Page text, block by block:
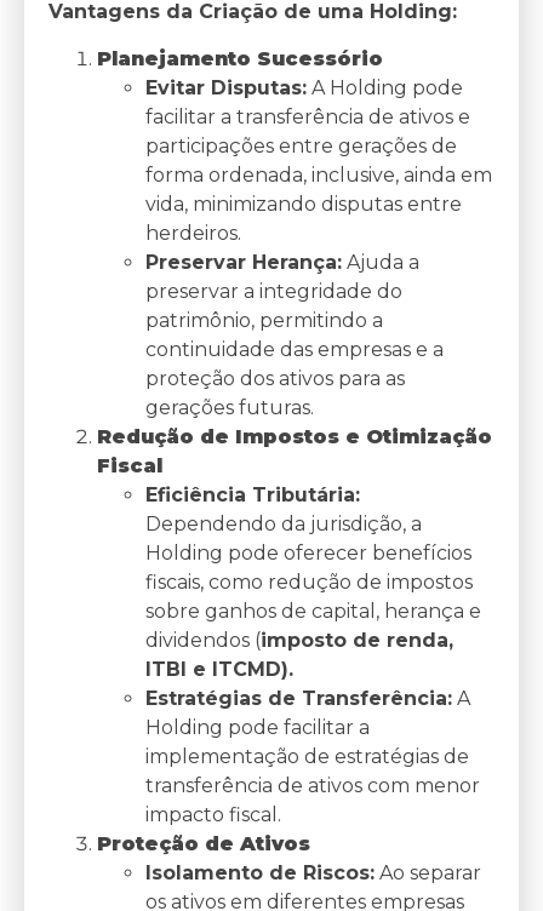
Vantagens da Criação de uma Holding:
Planejamento Sucessório
Evitar Disputas: A Holding pode
facilitar a transferência de ativos e
participações entre gerações de
forma ordenada, inclusive, ainda em
vida, minimizando disputas entre
herdeiros.
Preservar Herança: Ajuda a
preservar a integridade do
patrimônio, permitindo a
continuidade das empresas e a
proteção dos ativos para as
gerações futuras.
Redução de Impostos e Otimização
Fiscal
Eficiência Tributária:
Dependendo da jurisdição, a
Holding pode oferecer benefícios
fiscais, como redução de impostos
sobre ganhos de capital, herança e
dividendos (imposto de renda,
ITBI e ITCMD).
Estratégias de Transferência: A
Holding pode facilitar a
implementação de estratégias de
transferência de ativos com menor
impacto fiscal.
Proteção de Ativos
Isolamento de Riscos: Ao separar
os ativos em diferentes empresas